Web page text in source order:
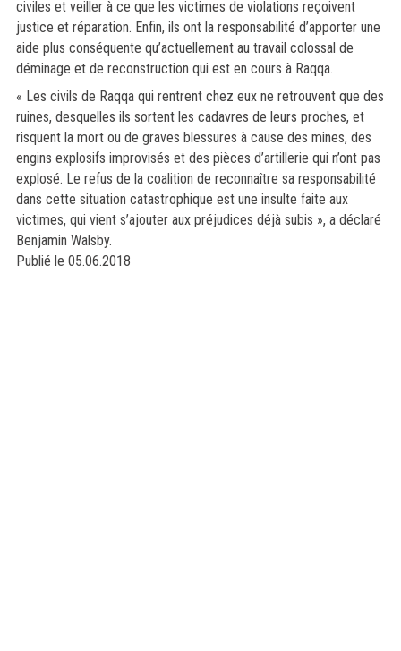
civiles et veiller à ce que les victimes de violations reçoivent
justice et réparation. Enfin, ils ont la responsabilité d’apporter une
aide plus conséquente qu’actuellement au travail colossal de
déminage et de reconstruction qui est en cours à Raqqa.
« Les civils de Raqqa qui rentrent chez eux ne retrouvent que des
ruines, desquelles ils sortent les cadavres de leurs proches, et
risquent la mort ou de graves blessures à cause des mines, des
engins explosifs improvisés et des pièces d’artillerie qui n’ont pas
explosé. Le refus de la coalition de reconnaître sa responsabilité
dans cette situation catastrophique est une insulte faite aux
victimes, qui vient s’ajouter aux préjudices déjà subis », a déclaré
Benjamin Walsby.
Publié le 05.06.2018